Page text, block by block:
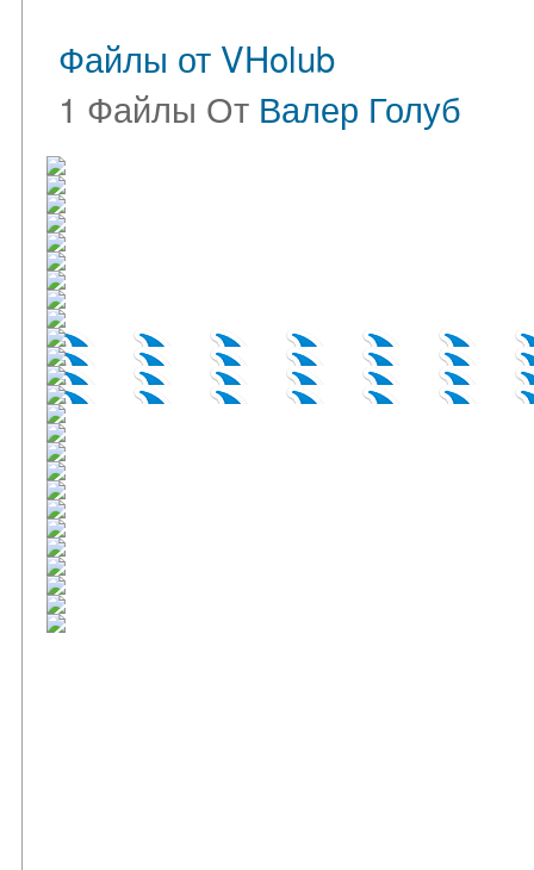
Файлы от VHolub
1 Файлы От Валер Голуб